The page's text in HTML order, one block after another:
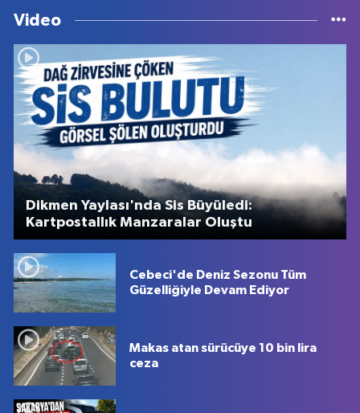
Video
Dikmen Yaylası'nda Sis Büyüledi:
Kartpostallık Manzaralar Oluştu
Cebeci'de Deniz Sezonu Tüm
Güzelliğiyle Devam Ediyor
Makas atan sürücüye 10 bin lira
ceza